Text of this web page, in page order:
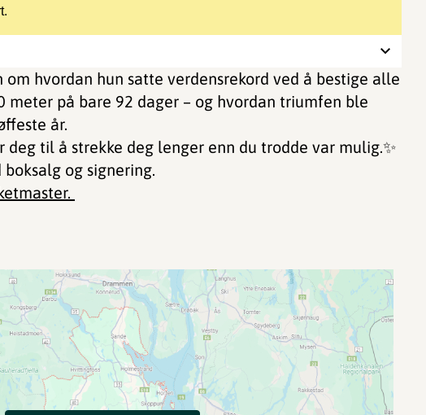
hvordan hun satte verdensrekord ved å bestige alle
meter på bare 92 dager – og hvordan triumfen ble
år.
deg til å strekke deg lenger enn du trodde var mulig.✨
og signering.